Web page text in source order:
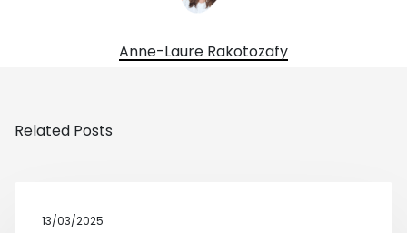
Anne-Laure Rakotozafy
Related Posts
13/03/2025